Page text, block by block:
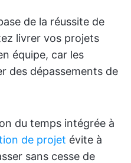
de la réussite de
livrer vos projets
équipe, car les
des dépassements de
du temps intégrée à
de projet évite à
sans cesse de